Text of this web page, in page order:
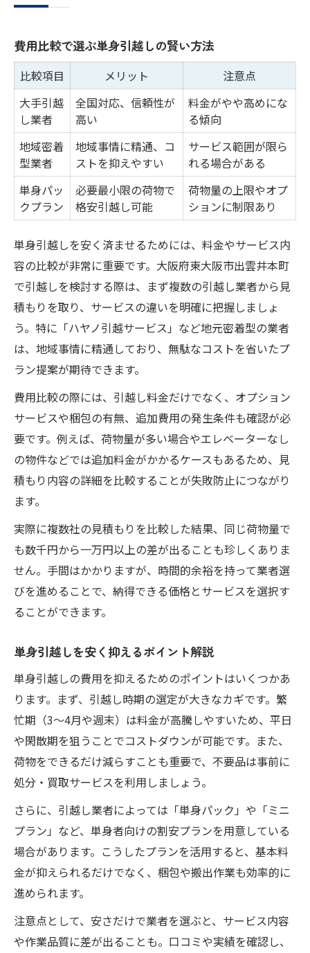
単身引越しのスケジュール管理術
引越し費用を下げるタイミング選び
荷物整理から始めるコスト削減法
東大阪市出雲井本町で選ぶ単身引越しのポイン
ト
単身引越し業者選びの比較ポイント
出雲井本町で評判のサービス特徴
失敗しないための確認事項まとめ
単身引越し対応プランの違いを解説
サービス内容と満足度の関係性
初めてでも安心な単身引越し術を徹底解説
初めての単身引越し準備リスト
安心して任せるためのコツ紹介
よくある不安とその解消法とは
単身引越しに必要な手続き一覧
トラブルを防ぐための注意事項
引越し費用を抑えるための裏ワザと注意点
単身引越し費用節約の裏ワザ集
見積もり比較でわかる安さの秘訣
費用トラブルを防ぐチェック項目
安さだけで選ばない注意点とは
荷物整理から始める安い単身引越し準備法
荷物整理で単身引越し費用を削減
不要品処分のベストタイミング
効率よく梱包するためのコツ
荷物量別の引越し費用目安一覧
費用比較で選ぶ単身引越しの賢い方法
比較項目 メリット
注意点
大手引越
し業者
全国対応、信頼性が
高い
料金がやや高めにな
る傾向
地域密着
型業者
地域事情に精通、コ
ストを抑えやすい
サービス範囲が限ら
れる場合がある
単身パッ
クプラン
必要最小限の荷物で
格安引越し可能
荷物量の上限やオプ
ションに制限あり
単身引越しを安く済ませるためには、料金やサービス内
容の比較が非常に重要です。大阪府東大阪市出雲井本町
で引越しを検討する際は、まず複数の引越し業者から見
積もりを取り、サービスの違いを明確に把握しましょ
う。特に「ハヤノ引越サービス」など地元密着型の業者
は、地域事情に精通しており、無駄なコストを省いたプ
ラン提案が期待できます。
費用比較の際には、引越し料金だけでなく、オプション
サービスや梱包の有無、追加費用の発生条件も確認が必
要です。例えば、荷物量が多い場合やエレベーターなし
の物件などでは追加料金がかかるケースもあるため、見
積もり内容の詳細を比較することが失敗防止につながり
ます。
実際に複数社の見積もりを比較した結果、同じ荷物量で
も数千円から一万円以上の差が出ることも珍しくありま
せん。手間はかかりますが、時間的余裕を持って業者選
びを進めることで、納得できる価格とサービスを選択す
ることができます。
単身引越しを安く抑えるポイント解説
単身引越しの費用を抑えるためのポイントはいくつかあ
ります。まず、引越し時期の選定が大きなカギです。繁
忙期（3〜4月や週末）は料金が高騰しやすいため、平日
や閑散期を狙うことでコストダウンが可能です。また、
荷物をできるだけ減らすことも重要で、不要品は事前に
処分・買取サービスを利用しましょう。
さらに、引越し業者によっては「単身パック」や「ミニ
プラン」など、単身者向けの割安プランを用意している
場合があります。こうしたプランを活用すると、基本料
金が抑えられるだけでなく、梱包や搬出作業も効率的に
進められます。
注意点として、安さだけで業者を選ぶと、サービス内容
や作業品質に差が出ることも。口コミや実績を確認し、